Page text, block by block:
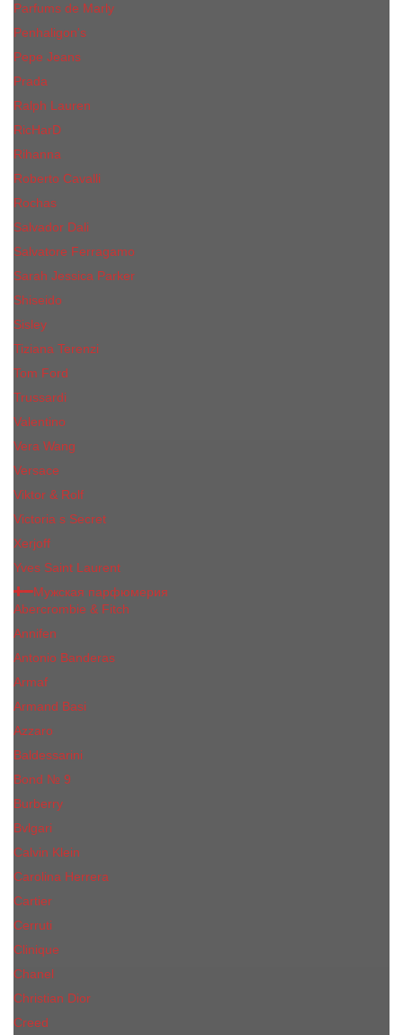
Parfums de Marly
Penhaligon's
Pepe Jeans
Prada
Ralph Lauren
RicHarD
Rihanna
Roberto Cavalli
Rochas
Salvador Dali
Salvatore Ferragamo
Sarah Jessica Parker
Shiseido
Sisley
Tiziana Terenzi
Tom Ford
Trussardi
Valentino
Vera Wang
Versace
Viktor & Rolf
Victoria s Secret
Xerjoff
Yves Saint Laurent
Мужская парфюмерия
Abercrombie & Fitch
Annifen
Antonio Banderas
Armaf
Armand Basi
Azzaro
Baldessarini
Bond № 9
Burberry
Bvlgari
Calvin Klein
Carolina Herrera
Cartier
Cerruti
Сliniquе
Chanel
Christian Dior
Creed